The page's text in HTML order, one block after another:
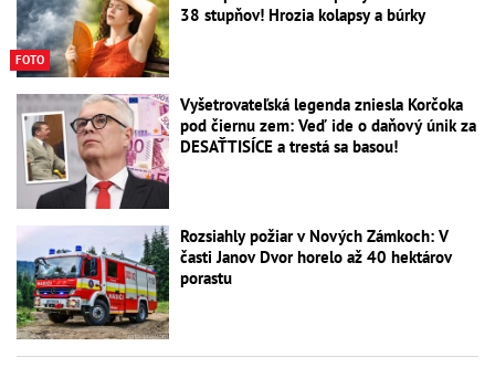
FOTO
38 stupňov! Hrozia kolapsy a búrky
Vyšetrovateľská legenda zniesla Korčoka
pod čiernu zem: Veď ide o daňový únik za
DESAŤTISÍCE a trestá sa basou!
Rozsiahly požiar v Nových Zámkoch: V
časti Janov Dvor horelo až 40 hektárov
porastu